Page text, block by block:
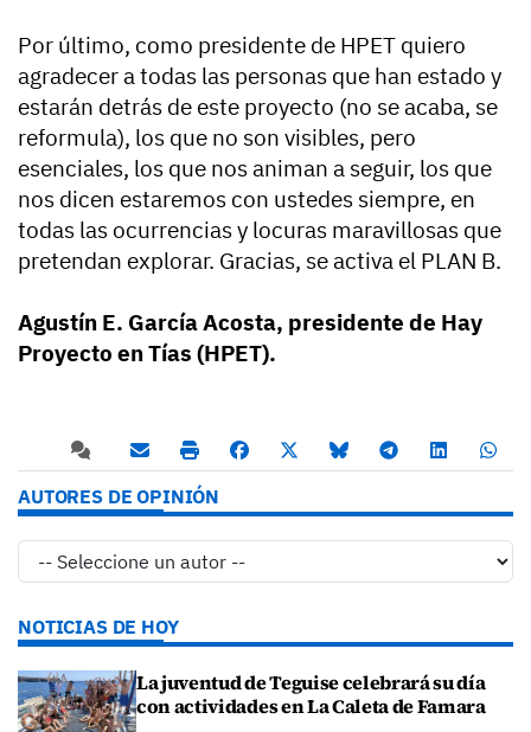
Por último, como presidente de HPET quiero
agradecer a todas las personas que han estado y
estarán detrás de este proyecto (no se acaba, se
reformula), los que no son visibles, pero
esenciales, los que nos animan a seguir, los que
nos dicen estaremos con ustedes siempre, en
todas las ocurrencias y locuras maravillosas que
pretendan explorar. Gracias, se activa el PLAN B.
Agustín E. García Acosta, presidente de Hay
Proyecto en Tías (HPET).
AUTORES DE OPINIÓN
NOTICIAS DE HOY
La juventud de Teguise celebrará su día
con actividades en La Caleta de Famara